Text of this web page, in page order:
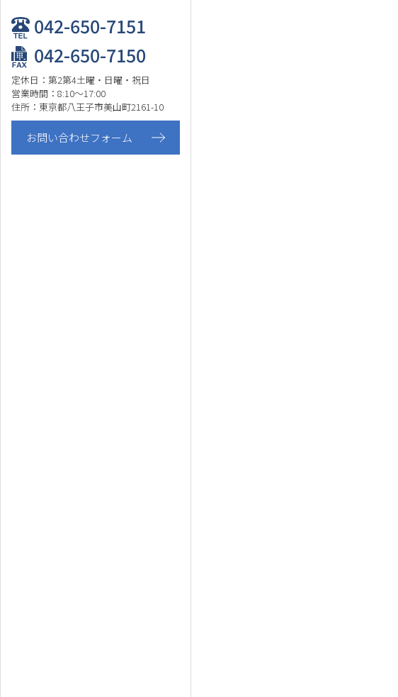
042-650-7151
042-650-7150
定休日：第2第4土曜・日曜・祝日
営業時間：8:10～17:00
住所：東京都八王子市美山町2161-10
お問い合わせフォーム